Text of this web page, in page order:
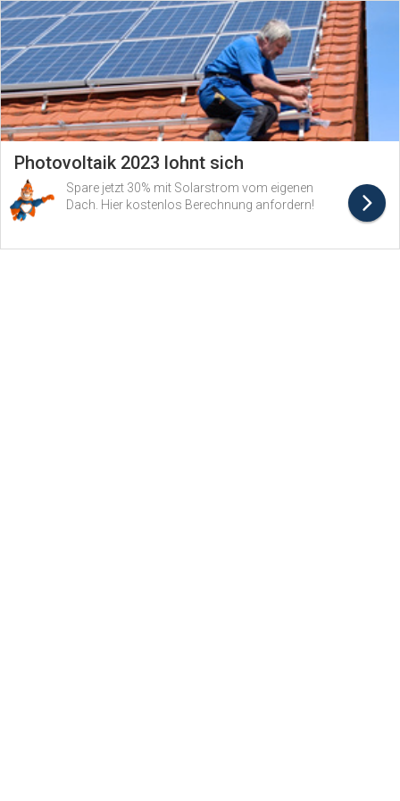
Photovoltaik 2023 lohnt sich
Spare jetzt 30% mit Solarstrom vom eigenen
Dach. Hier kostenlos Berechnung anfordern!